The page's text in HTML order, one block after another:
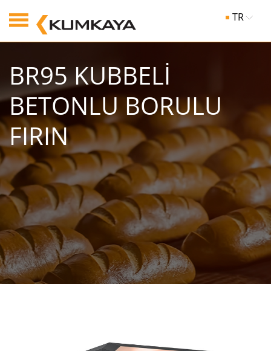
TR
BR95 KUBBELİ
BETONLU BORULU
FIRIN